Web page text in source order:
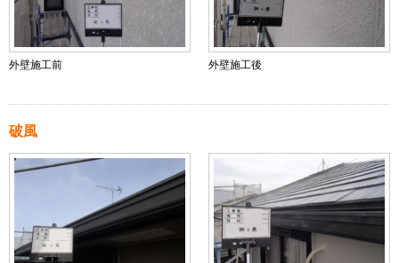
外壁施工前 外壁施工後
破風